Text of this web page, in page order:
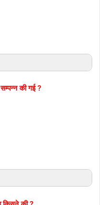
की गई ?